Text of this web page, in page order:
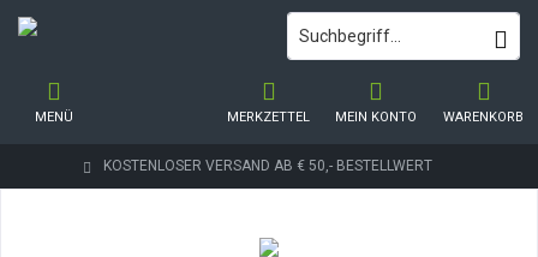
KOSTENLOSER VERSAND AB € 50,- BESTELLWERT
WARENKORB
MERKZETTEL MEIN KONTO
MENÜ